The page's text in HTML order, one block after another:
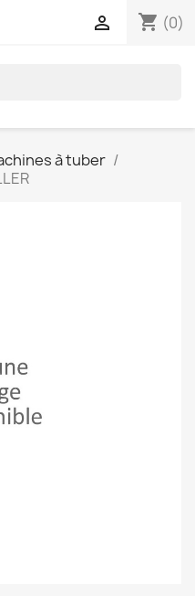
shopping_cart (0)

à tuber